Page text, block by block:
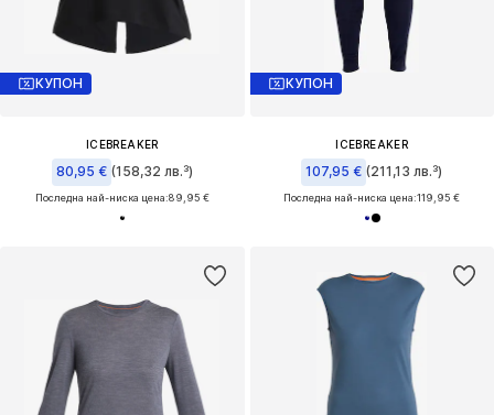
КУПОН
ICEBREAKER
80,95 € (158,32 лв.³)
Последна най-ниска цена:89,95 €
КУПОН
ICEBREAKER
107,95 € (211,13 лв.³)
Последна най-ниска цена:119,95 €